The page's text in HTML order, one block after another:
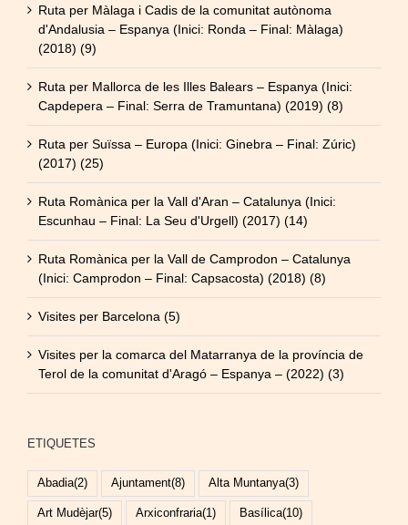
Ruta per Màlaga i Cadis de la comunitat autònoma
d'Andalusia – Espanya (Inici: Ronda – Final: Màlaga)
(2018) (9)
Ruta per Mallorca de les Illes Balears – Espanya (Inici:
Capdepera – Final: Serra de Tramuntana) (2019) (8)
Ruta per Suïssa – Europa (Inici: Ginebra – Final: Zúric)
(2017) (25)
Ruta Romànica per la Vall d'Aran – Catalunya (Inici:
Escunhau – Final: La Seu d'Urgell) (2017) (14)
Ruta Romànica per la Vall de Camprodon – Catalunya
(Inici: Camprodon – Final: Capsacosta) (2018) (8)
Visites per Barcelona (5)
Visites per la comarca del Matarranya de la província de
Terol de la comunitat d'Aragó – Espanya – (2022) (3)
ETIQUETES
Abadia(2) Ajuntament(8) Alta Muntanya(3)
Art Mudèjar(5) Arxiconfraria(1) Basílica(10)